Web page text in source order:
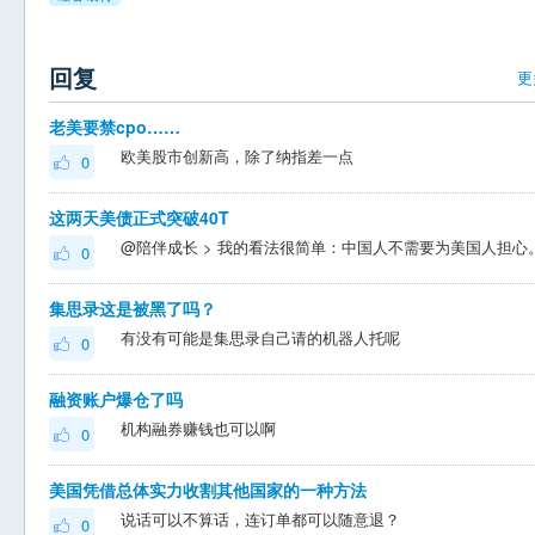
回复
老美要禁cpo……
0 欧美股市创新高，除了纳指差一点
这两天美债正式突破40T
0
集思录这是被黑了吗？
0 有没有可能是集思录自己请的机器人托呢
融资账户爆仓了吗
0 机构融券赚钱也可以啊
美国凭借总体实力收割其他国家的一种方法
0 说话可以不算话，连订单都可以随意退？